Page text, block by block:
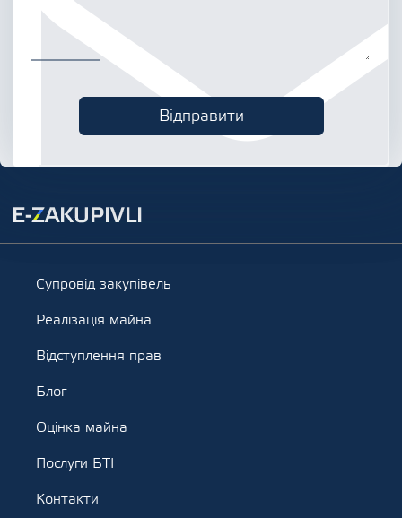
Супровід закупівель
Реалізація майна
Відступлення прав
Блог
Оцінка майна
Послуги БТІ
Контакти